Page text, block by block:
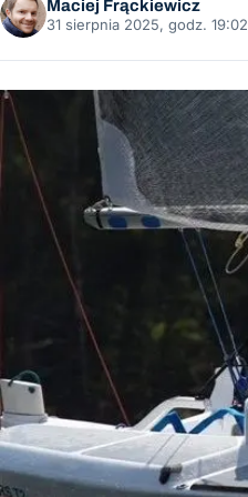
Maciej Frąckiewicz
31 sierpnia 2025, godz. 19:02